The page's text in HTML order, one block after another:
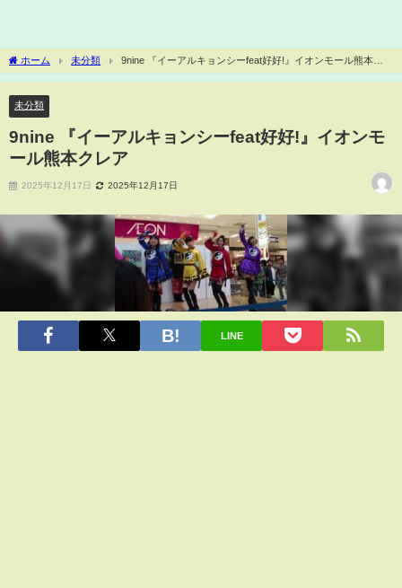
ホーム 未分類
9nine 『イーアルキョンシーfeat好好!』イオンモール熊本ク
レア
未分類
9nine 『イーアルキョンシーfeat好好!』イオンモ
ール熊本クレア
2025年12月17日 2025年12月17日
LINE